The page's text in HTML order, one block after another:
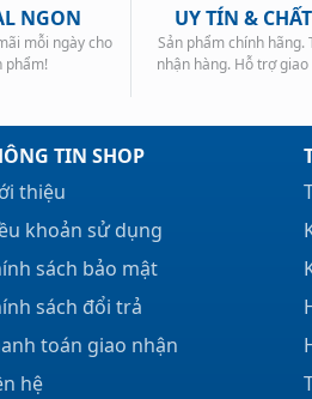
NGON
mỗi ngày cho
phẩm!
UY TÍN &
Sản phẩm chính hãng.
nhận hàng. Hỗ trợ
TIN SHOP
thiệu
khoản sử dụng
sách bảo mật
sách đổi trả
toán giao nhận
hệ